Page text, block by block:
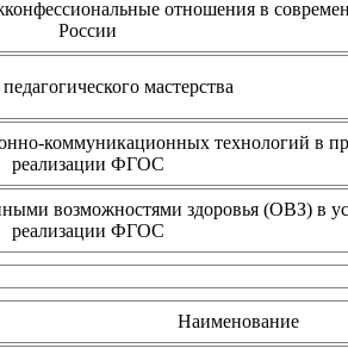
отношения в
России
мастерства
коммуникационных технологий в
реализации ФГОС
возможностями здоровья (ОВЗ) в
реализации ФГОС
Наименование